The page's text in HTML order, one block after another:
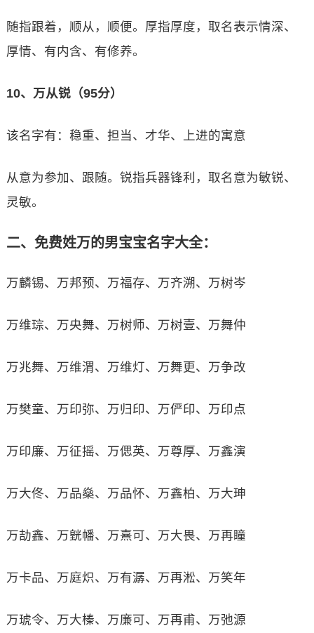
随指跟着，顺从，顺便。厚指厚度，取名表示情深、
厚情、有内含、有修养。
10、万从锐（95分）
该名字有：稳重、担当、才华、上进的寓意
从意为参加、跟随。锐指兵器锋利，取名意为敏锐、
灵敏。
二、免费姓万的男宝宝名字大全：
万麟锡、万邦预、万福存、万齐溯、万树岑
万维琮、万央舞、万树师、万树壹、万舞仲
万兆舞、万维渭、万维灯、万舞更、万争改
万樊童、万印弥、万归印、万俨印、万印点
万印廉、万征摇、万偲英、万尊厚、万鑫演
万大佟、万品燊、万品怀、万鑫柏、万大珅
万劼鑫、万皝幡、万熹可、万大畏、万再瞳
万卡品、万庭炽、万有潺、万再淞、万笑年
万琥令、万大榛、万廉可、万再甫、万弛源